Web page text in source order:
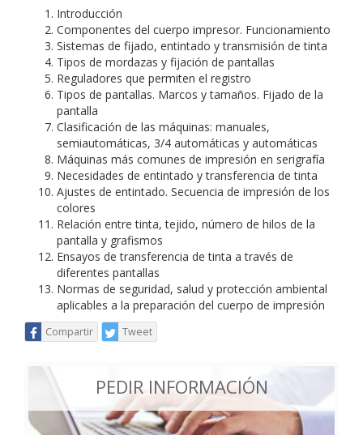
Introducción
Componentes del cuerpo impresor. Funcionamiento
Sistemas de fijado, entintado y transmisión de tinta
Tipos de mordazas y fijación de pantallas
Reguladores que permiten el registro
Tipos de pantallas. Marcos y tamaños. Fijado de la
pantalla
Clasificación de las máquinas: manuales,
semiautomáticas, 3/4 automáticas y automáticas
Máquinas más comunes de impresión en serigrafía
Necesidades de entintado y transferencia de tinta
Ajustes de entintado. Secuencia de impresión de los
colores
Relación entre tinta, tejido, número de hilos de la
pantalla y grafismos
Ensayos de transferencia de tinta a través de
diferentes pantallas
Normas de seguridad, salud y protección ambiental
aplicables a la preparación del cuerpo de impresión
Compartir Tweet
PEDIR INFORMACIÓN